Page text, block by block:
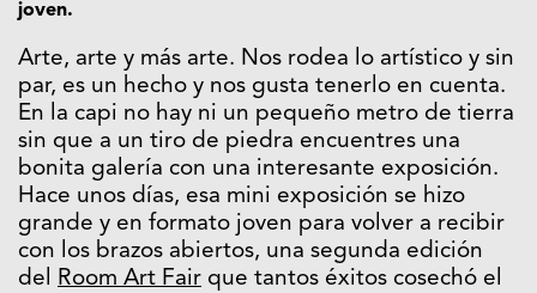
joven.
Arte, arte y más arte. Nos rodea lo artístico y sin
par, es un hecho y nos gusta tenerlo en cuenta.
En la capi no hay ni un pequeño metro de tierra
sin que a un tiro de piedra encuentres una
bonita galería con una interesante exposición.
Hace unos días, esa mini exposición se hizo
grande y en formato joven para volver a recibir
con los brazos abiertos, una segunda edición
del Room Art Fair que tantos éxitos cosechó el